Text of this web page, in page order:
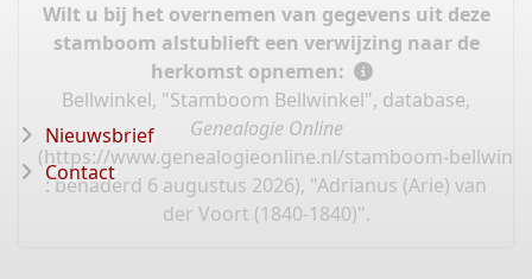
Wilt u bij het overnemen van gegevens uit deze
stamboom alstublieft een verwijzing naar de
herkomst opnemen:
Bellwinkel, "Stamboom Bellwinkel", database,
Genealogie Online
(https://www.genealogieonline.nl/stamboom-
: benaderd 6 augustus 2026), "Adrianus (Arie) van
der Voort (1840-1840)".
Nieuwsbrief
Contact